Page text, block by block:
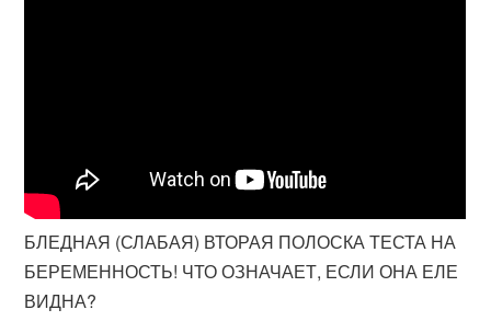
БЛЕДНАЯ (СЛАБАЯ) ВТОРАЯ ПОЛОСКА ТЕСТА НА
БЕРЕМЕННОСТЬ! ЧТО ОЗНАЧАЕТ, ЕСЛИ ОНА ЕЛЕ
ВИДНА?